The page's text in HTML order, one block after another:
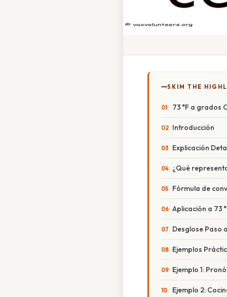
SKIM THE
73 °F a grados
Introducción
Explicación
¿Qué
Fórmula de
Aplicación a 73
Desglose Paso
Ejemplos
Ejemplo 1:
Ejemplo 2: